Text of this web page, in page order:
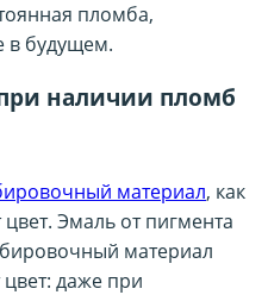
пломба,
в будущем.
наличии пломб
материал, как
Эмаль от пигмента
материал
даже при